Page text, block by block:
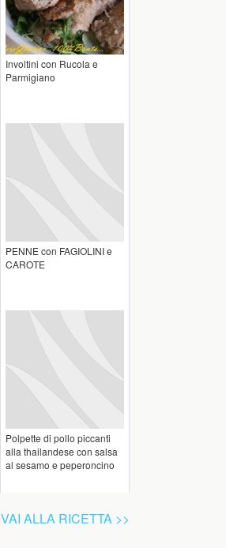
Involtini con Rucola e
Parmigiano
PENNE con FAGIOLINI e
CAROTE
Polpette di pollo piccanti
alla thailandese con salsa
al sesamo e peperoncino
VAI ALLA RICETTA >>